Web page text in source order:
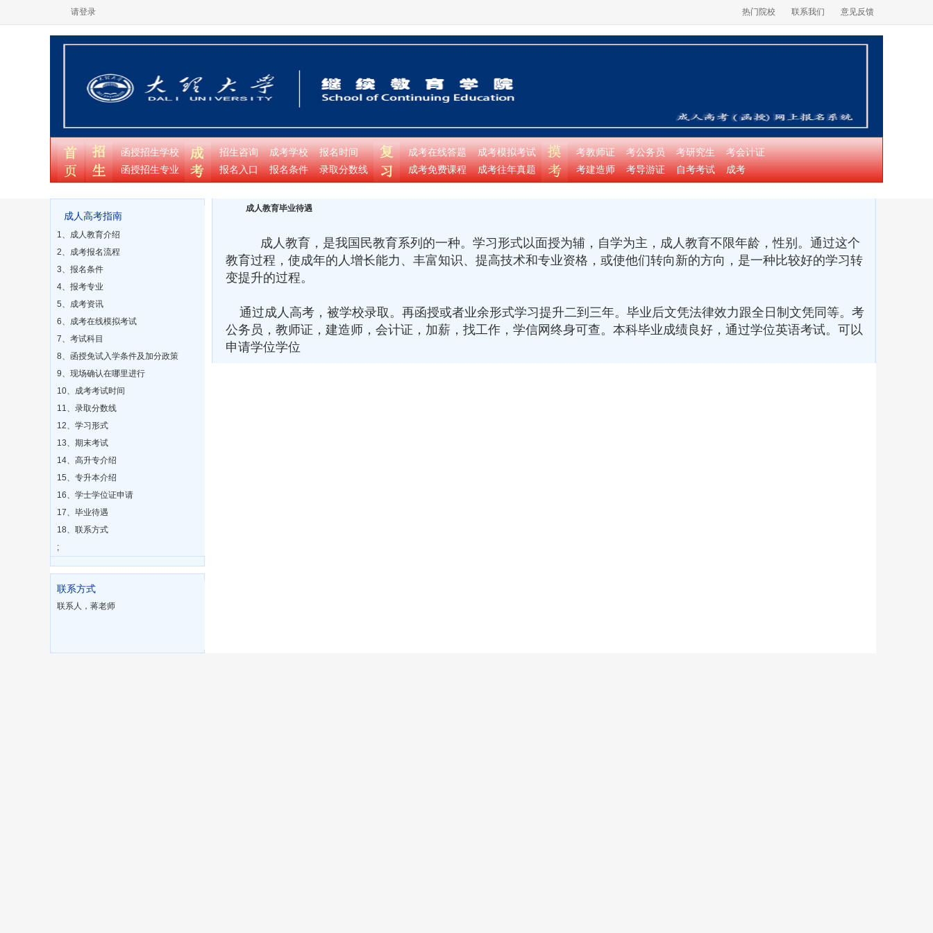
请登录 热门院校 联系我们 意见反馈
函授招生学校
函授招生专业
招生咨询 成考学校
报名时间
报名入口
报名条件 录取分数线
成考在线答题
成考模拟考试
成考免费课程
成考往年真题
考教师证 考公务员 考研究生
考会计证
考建造师
考导游证 自考考试 成考
成人教育毕业待遇
成人教育，是我国民教育系列的一种。学习形式以面授为辅，自学为主，成人教育不限年龄，性别。通过这个
教育过程，使成年的人增长能力、丰富知识、提高技术和专业资格，或使他们转向新的方向，是一种比较好的学习转
变提升的过程。
通过成人高考，被学校录取。再函授或者业余形式学习提升二到三年。毕业后文凭法律效力跟全日制文凭同等。考
公务员，教师证，建造师，会计证，加薪，找工作，学信网终身可查。本科毕业成绩良好，通过学位英语考试。可以
申请学位学位
成人高考指南
1、成人教育介绍
2、成考报名流程
3、报名条件
4、报考专业
5、成考资讯
6、成考在线模拟考试
7、考试科目
8、函授免试入学条件及加分政策
9、现场确认在哪里进行
10、成考考试时间
11、录取分数线
12、学习形式
13、期末考试
14、高升专介绍
15、专升本介绍
16、学士学位证申请
17、毕业待遇
18、联系方式
;
联系方式
联系人，蒋老师